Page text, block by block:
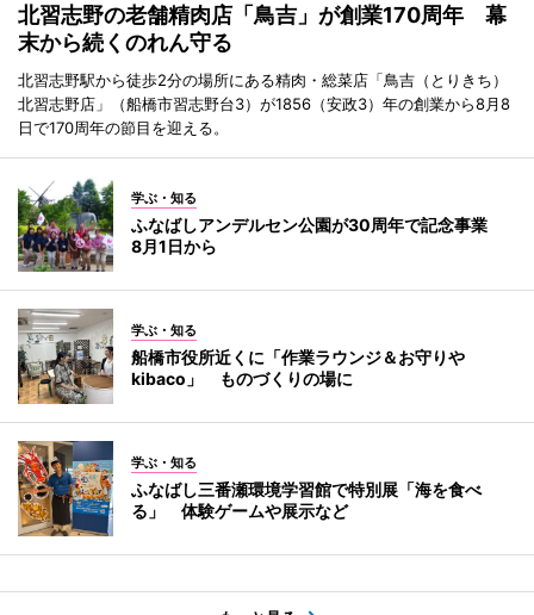
北習志野の老舗精肉店「鳥吉」が創業170周年 幕
末から続くのれん守る
北習志野駅から徒歩2分の場所にある精肉・総菜店「鳥吉（とりきち）
北習志野店」（船橋市習志野台3）が1856（安政3）年の創業から8月8
日で170周年の節目を迎える。
学ぶ・知る
ふなばしアンデルセン公園が30周年で記念事業
8月1日から
学ぶ・知る
船橋市役所近くに「作業ラウンジ＆お守りや
kibaco」 ものづくりの場に
学ぶ・知る
ふなばし三番瀬環境学習館で特別展「海を食べ
る」 体験ゲームや展示など